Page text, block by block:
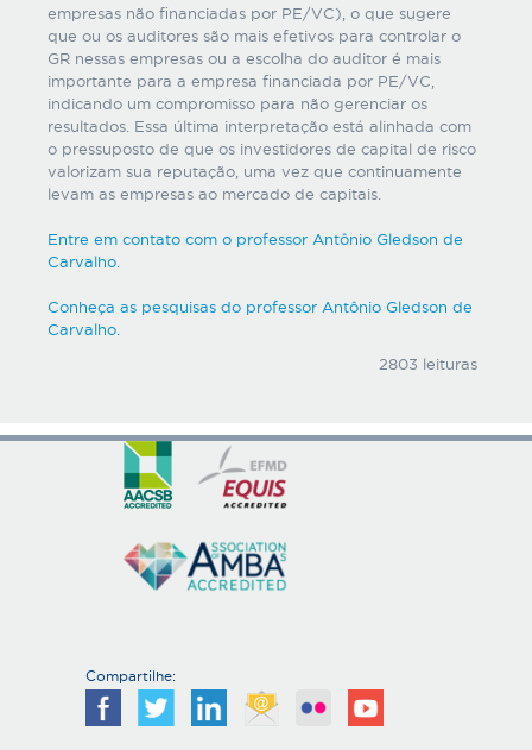
empresas não financiadas por PE/VC), o que sugere
que ou os auditores são mais efetivos para controlar o
GR nessas empresas ou a escolha do auditor é mais
importante para a empresa financiada por PE/VC,
indicando um compromisso para não gerenciar os
resultados. Essa última interpretação está alinhada com
o pressuposto de que os investidores de capital de risco
valorizam sua reputação, uma vez que continuamente
levam as empresas ao mercado de capitais.
Entre em contato com o professor Antônio Gledson de
Carvalho.
Conheça as pesquisas do professor Antônio Gledson de
Carvalho.
2803 leituras
Compartilhe: